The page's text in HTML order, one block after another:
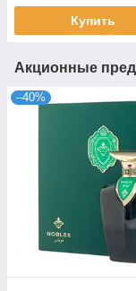
Купить
Акционные
–40%